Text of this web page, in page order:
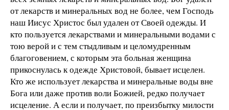
от лекарств и минеральных вод не более, чем Господь
наш Иисус Христос был удален от Своей одежды. И
кто пользуется лекарствами и минеральными водами с
тою верой и с тем стыдливым и целомудренным
благоговением, с которым эта больная женщина
прикоснулась к одежде Христовой, бывает исцелен.
Кто же использует лекарства и минеральные воды вне
Бога или даже против воли Божией, редко получает
исцеление. А если и получает, по преизбытку милости